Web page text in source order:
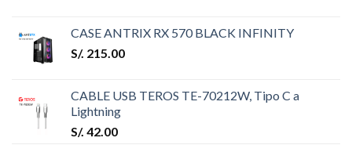
CASE ANTRIX RX 570 BLACK INFINITY
S/. 215.00
CABLE USB TEROS TE-70212W, Tipo C a
Lightning
S/. 42.00